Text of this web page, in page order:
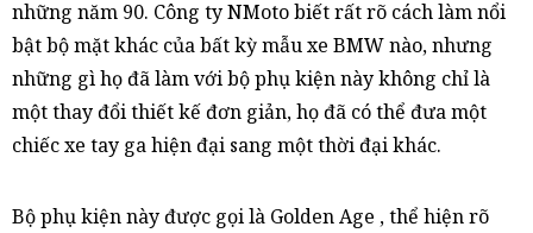
những năm 90. Công ty NMoto biết rất rõ cách làm nổi
bật bộ mặt khác của bất kỳ mẫu xe BMW nào, nhưng
những gì họ đã làm với bộ phụ kiện này không chỉ là
một thay đổi thiết kế đơn giản, họ đã có thể đưa một
chiếc xe tay ga hiện đại sang một thời đại khác.
Bộ phụ kiện này được gọi là Golden Age , thể hiện rõ